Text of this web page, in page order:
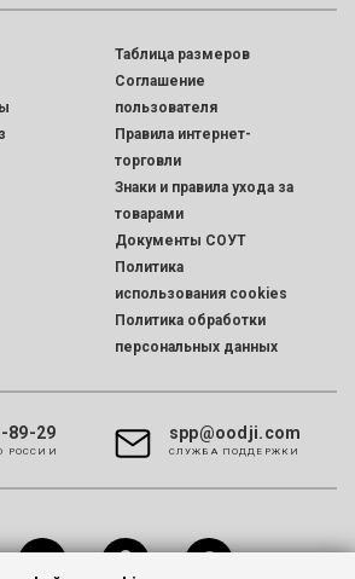
Таблица размеров
Соглашение
пользователя
Правила интернет-
торговли
Знаки и правила ухода за
товарами
Документы СОУТ
Политика
использования cookies
Политика обработки
персональных данных
89-29
РОССИИ
spp@oodji.com
CЛУЖБА ПОДДЕРЖКИ